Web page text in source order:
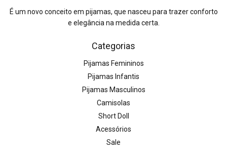
É um novo conceito em pijamas, que nasceu para trazer conforto
e elegância na medida certa.
Categorias
Pijamas Femininos
Pijamas Infantis
Pijamas Masculinos
Camisolas
Short Doll
Acessórios
Sale